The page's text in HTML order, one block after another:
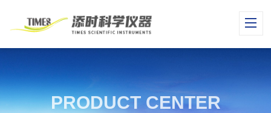
PRODUCT CENTER